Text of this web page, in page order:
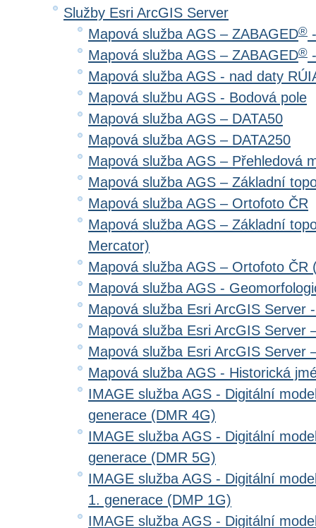
Služby Esri ArcGIS Server
Mapová služba AGS – ZABAGED®
Mapová služba AGS – ZABAGED®
Mapová služba AGS - nad daty
Mapová službu AGS - Bodová pole
Mapová služba AGS – DATA50
Mapová služba AGS – DATA250
Mapová služba AGS – Přehledová
Mapová služba AGS – Základní
Mapová služba AGS – Ortofoto ČR
Mapová služba AGS – Základní
Mercator)
Mapová služba AGS – Ortofoto ČR
Mapová služba AGS -
Mapová služba Esri ArcGIS Server
Mapová služba Esri ArcGIS Server
Mapová služba Esri ArcGIS Server
Mapová služba AGS - Historická
IMAGE služba AGS - Digitální
generace (DMR 4G)
IMAGE služba AGS - Digitální
generace (DMR 5G)
IMAGE služba AGS - Digitální
1. generace (DMP 1G)
IMAGE služba AGS - Digitální